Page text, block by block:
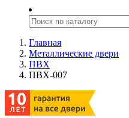
Главная
Металлические двери
ПВХ
ПВХ-007